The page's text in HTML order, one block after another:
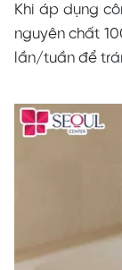
Khi áp dụng
nguyên chất
lần/tuần để